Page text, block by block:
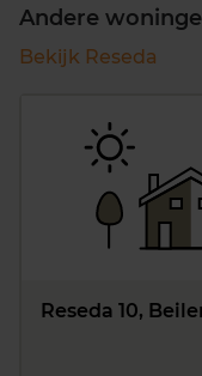
Andere
Bekijk Reseda
Reseda 10,